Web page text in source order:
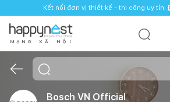
Kết nối đơn vị thiết kế - thi công uy tín.
M Ạ N G X Ã H Ộ I
Bosch VN Official